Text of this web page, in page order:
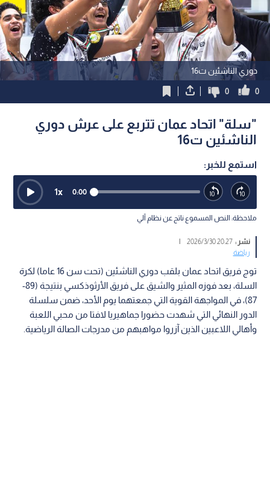
دوري الناشئين ت16
0
0
"سلة" اتحاد عمان تتربع على عرش دوري
الناشئين ت16
استمع للخبر:
0:00
1x
ملاحظة: النص المسموع ناتج عن نظام آلي
نشر :20:27 2026/3/30
|
رياضة
توج فريق اتحاد عمان بلقب دوري الناشئين (تحت سن 16 عاما) لكرة
السلة، بعد فوزه المثير والشيق على فريق الأرثوذكسي بنتيجة (89-
87)، في المواجهة القوية التي جمعتهما يوم الأحد، ضمن سلسلة
الدور النهائي التي شهدت حضورا جماهيريا لافتا من محبي اللعبة
وأهالي اللاعبين الذين آزروا مواهبهم من مدرجات الصالة الرياضية.